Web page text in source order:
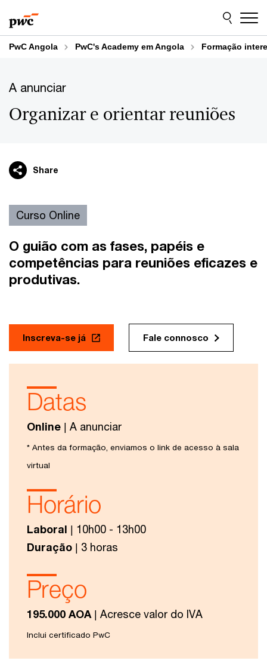
to
content
to
footer
PwC Angola PwC's Academy em Angola Formação
A anunciar
Organizar e orientar reuniões
Share
Curso Online
O guião com as fases, papéis e
competências para reuniões eficazes e
produtivas.
Inscreva-se já Fale connosco
Datas
Online | A anunciar
* Antes da formação, enviamos o link de acesso à sala
virtual
Horário
Laboral | 10h00 - 13h00
Duração | 3 horas
Preço
195.000 AOA | Acresce valor do IVA
Inclui certificado PwC